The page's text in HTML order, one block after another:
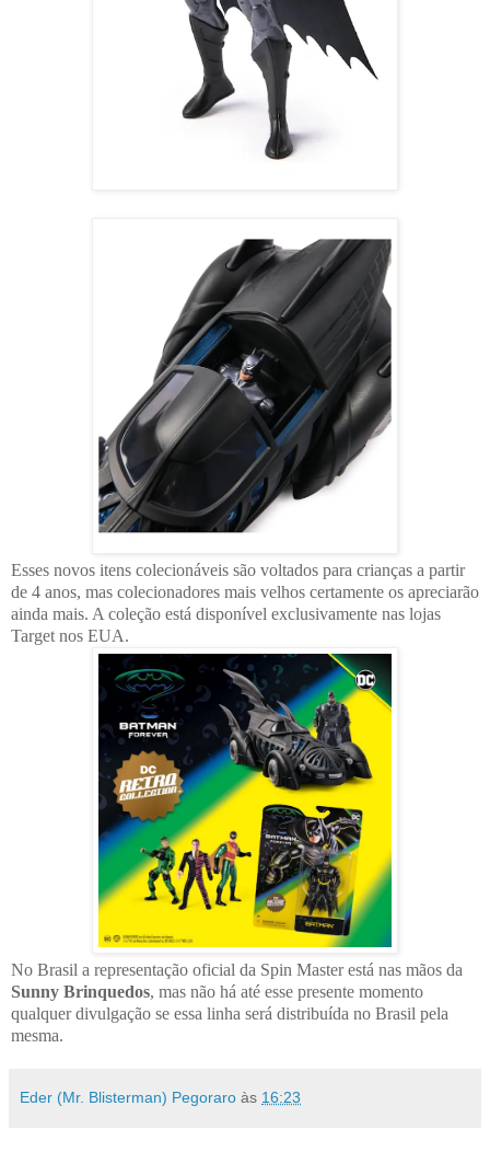
Esses novos itens colecionáveis ​​são voltados para crianças a partir
de 4 anos, mas colecionadores mais velhos certamente os apreciarão
ainda mais. A coleção está disponível exclusivamente nas lojas
Target nos EUA.
No Brasil a representação oficial da Spin Master está nas mãos da
Sunny Brinquedos, mas não há até esse presente momento
qualquer divulgação se essa linha será distribuída no Brasil pela
mesma.
Eder (Mr. Blisterman) Pegoraro às 16:23